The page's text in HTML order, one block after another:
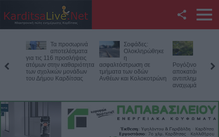
Twitter
YouTube
RSS
Επικοινωνία με το
Τα προσωρινά
αποτελέσματα
για τις 116 προσλήψεις
ατόμων στην καθαριότητα
των σχολικών μονάδων
του Δήμου Καρδίτσας
Σοφάδες:
Ολοκληρώθηκε
ασφαλτόστρωση σε
τμήματα των οδών
Ανθέων και Κολοκοτρώνη
Ρογόζινου και την
αποκατάσταση των
αντιπλημμυρικών
αναχωμάτων